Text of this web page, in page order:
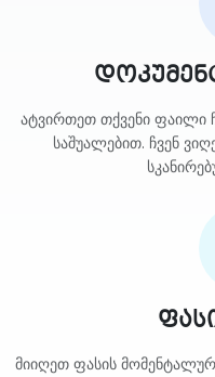
ატვირთეთ თქვენი ფაილი
საშუალებით. ჩვენ
მიიღეთ ფასის